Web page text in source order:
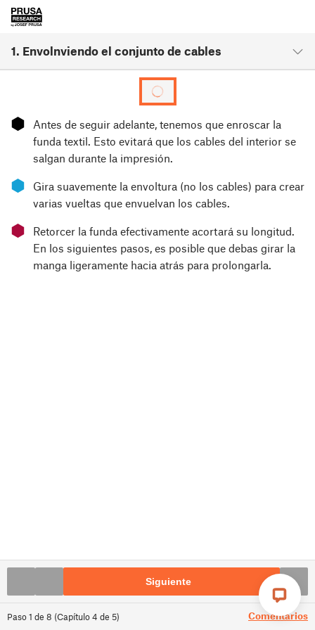
1. Envolnviendo el conjunto de cables
Paso1 de 8 (Capítulo4 de 5) Comentarios
⬢
Antes de seguir adelante, tenemos que enroscar la
funda textil. Esto evitará que los cables del interior se
salgan durante la impresión.
⬢
Gira suavemente la envoltura (no los cables) para crear
varias vueltas que envuelvan los cables.
⬢
Retorcer la funda efectivamente acortará su longitud.
En los siguientes pasos, es posible que debas girar la
manga ligeramente hacia atrás para prolongarla.
Siguiente